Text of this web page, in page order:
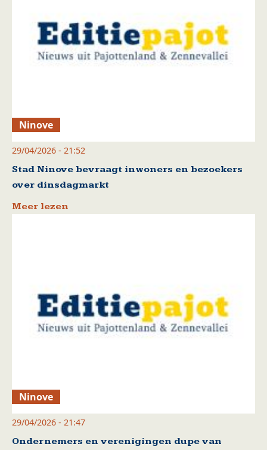
Ninove
29/04/2026 - 21:52
Stad Ninove bevraagt inwoners en bezoekers
over dinsdagmarkt
Meer lezen
Ninove
29/04/2026 - 21:47
Ondernemers en verenigingen dupe van